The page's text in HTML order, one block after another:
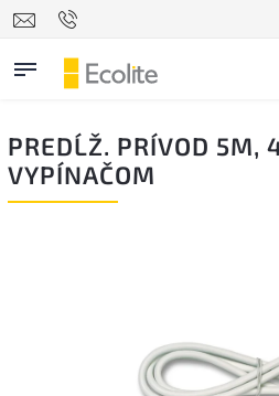
PREDĹŽ. PRÍVOD 5M,
VYPÍNAČOM